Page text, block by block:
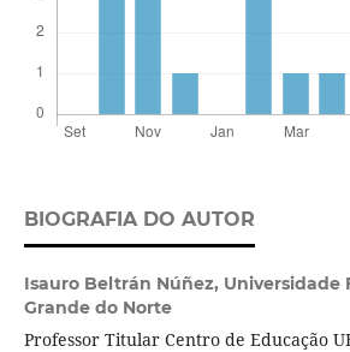
BIOGRAFIA DO AUTOR
Isauro Beltrán Núñez, Universidade
Grande do Norte
Professor Titular Centro de Educação